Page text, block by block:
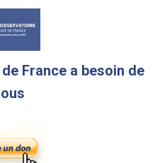
France a besoin de